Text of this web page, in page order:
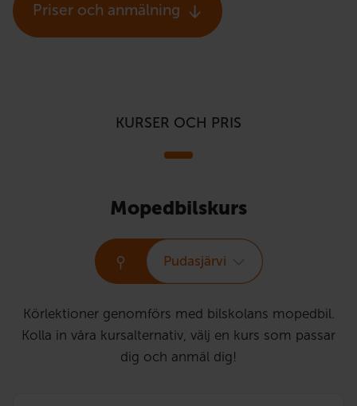
Priser och anmälning
KURSER OCH PRIS
Mopedbilskurs
Pudasjärvi
Körlektioner genomförs med bilskolans mopedbil.
Kolla in våra kursalternativ, välj en kurs som passar
dig och anmäl dig!